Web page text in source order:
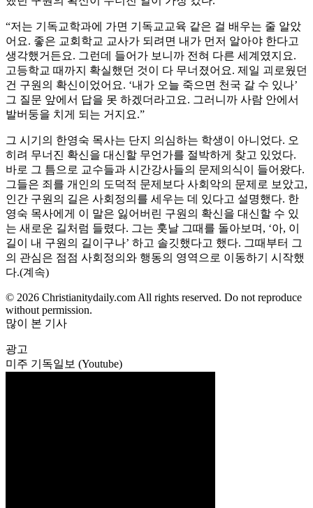
“저는 기독교학과에 가면 기독교교육 같은 걸 배우는 줄 알았
어요. 좋은 교회학교 교사가 되려면 내가 먼저 알아야 한다고
생각했거든요. 그런데 들어가 보니까 전혀 다른 세계였지요.
고등학교 때까지 확실했던 것이 다 무너졌어요. 제일 괴로웠던
건 구원의 확신이었어요. ‘내가 오늘 죽으면 천국 갈 수 있나’
그 질문 앞에서 답을 못 하겠더라고요. 그러니까 사람 안에서
발버둥을 치게 되는 거지요.”
그 시기의 한영숙 목사는 단지 의심하는 학생이 아니었다. 오
히려 무너진 확신을 대신할 무언가를 절박하게 찾고 있었다.
바로 그 틈으로 교수들과 시간강사들의 문제의식이 들어왔다.
그들은 죄를 개인의 도덕적 문제보다 사회악의 문제로 보았고,
인간 구원의 길은 사회정의를 세우는 데 있다고 설명했다. 한
영숙 목사에게 이 말은 잃어버린 구원의 확신을 대신할 수 있
는 새로운 길처럼 들렸다. 그는 훗날 그때를 돌아보며, ‘아, 이
길이 내 구원의 길이구나’ 하고 솔깃했다고 했다. 그때부터 그
의 관심은 점점 사회정의와 행동의 영역으로 이동하기 시작했
다.(계속)
© 2026 Christianitydaily.com All rights reserved. Do not reproduce
without permission.
많이 본 기사
광고
미주 기독일보 (Youtube)